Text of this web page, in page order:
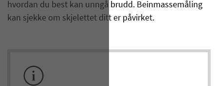
hvordan du best kan unngå brudd. Beinmassemåling
kan sjekke om skjelettet ditt er påvirket.